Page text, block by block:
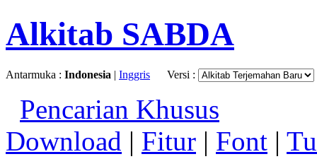
Alkitab SABDA
Antarmuka : Indonesia | Inggris Versi :
Pencarian Khusus
Download | Fitur | Font |